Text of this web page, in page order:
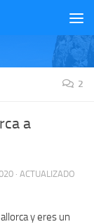
2
a
· ACTUALIZADO
y eres un